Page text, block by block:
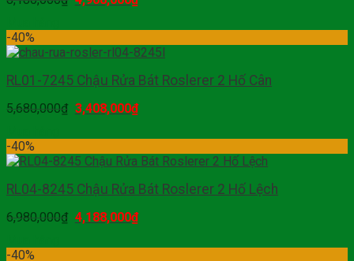
-40%
RL01-7245 Chậu Rửa Bát Roslerer 2 Hố Cân
5,680,000₫ 3,408,000₫
-40%
RL04-8245 Chậu Rửa Bát Roslerer 2 Hố Lệch
6,980,000₫ 4,188,000₫
-40%